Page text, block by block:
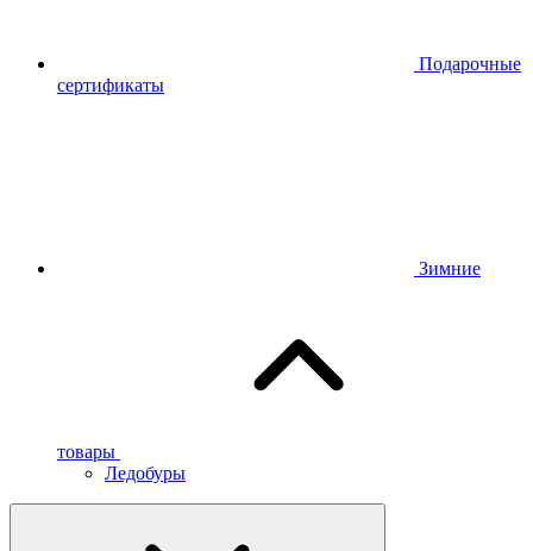
Подарочные
сертификаты
Зимние
товары
Ледобуры